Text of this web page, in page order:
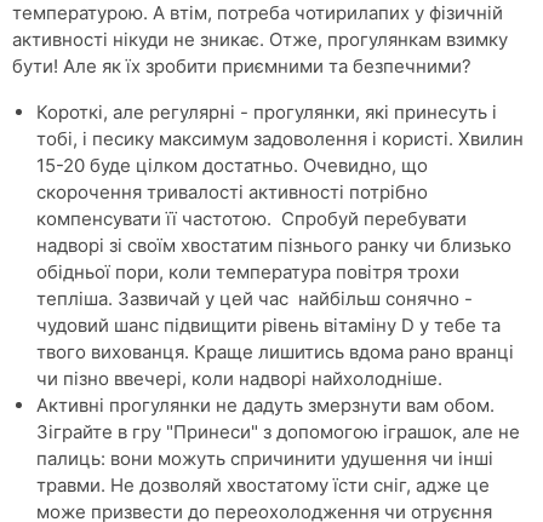
температурою. А втім, потреба чотирилапих у фізичній
активності нікуди не зникає. Отже, прогулянкам взимку
бути! Але як їх зробити приємними та безпечними?
Короткі, але регулярні - прогулянки, які принесуть і
тобі, і песику максимум задоволення і користі. Хвилин
15-20 буде цілком достатньо. Очевидно, що
скорочення тривалості активності потрібно
компенсувати її частотою. Спробуй перебувати
надворі зі своїм хвостатим пізнього ранку чи близько
обідньої пори, коли температура повітря трохи
тепліша. Зазвичай у цей час найбільш сонячно -
чудовий шанс підвищити рівень вітаміну D у тебе та
твого вихованця. Краще лишитись вдома рано вранці
чи пізно ввечері, коли надворі найхолодніше.
Активні прогулянки не дадуть змерзнути вам обом.
Зіграйте в гру "Принеси" з допомогою іграшок, але не
палиць: вони можуть спричинити удушення чи інші
травми. Не дозволяй хвостатому їсти сніг, адже це
може призвести до переохолодження чи отруєння